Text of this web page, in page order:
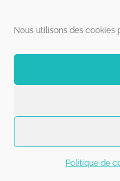
Nous utilisons des cookies
Politique de
Liens utiles
Qui sommes-nous ?
Politique de cookies
Copyright 2026 -